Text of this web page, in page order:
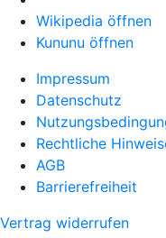
Wikipedia öffnen
Kununu öffnen
Impressum
Datenschutz
Rechtliche
AGB
Barrierefreiheit
Vertrag widerrufen